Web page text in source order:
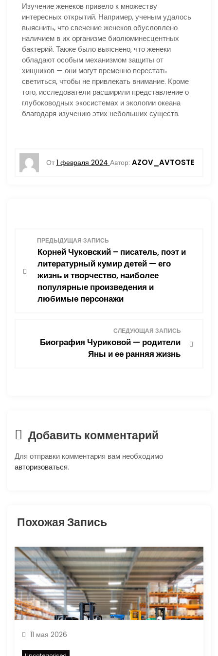
Изучение женеков привело к множеству
интересных открытий. Например, ученым удалось
выяснить, что свечение женеков обусловлено
наличием в их организме биолюминесцентных
бактерий. Также было выяснено, что женеки
обладают особым механизмом защиты от
хищников — они могут временно перестать
светиться, чтобы не привлекать внимание. Кроме
того, исследователи расширили представление о
глубоководных экосистемах и экологии океана
благодаря изучению этих небольших существ.
От 1 февраля 2024 Автор: AZOV_AVTOSTE
п
о
п
и
с
я
м
ПРЕДЫДУЩАЯ ЗАПИСЬ
Корней Чуковский – писатель, поэт и
литературный кумир детей — его
жизнь и творчество, наиболее
популярные произведения и
любимые персонажи
СЛЕДУЮЩАЯ ЗАПИСЬ
Биография Чуриковой — родители
Яны и ее ранняя жизнь
Добавить комментарий
Для отправки комментария вам необходимо
авторизоваться.
Похожая Запись
11 мая 2026